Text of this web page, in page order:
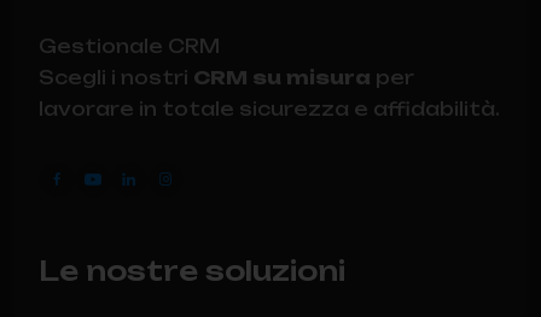
Gestionale CRM
Scegli i nostri CRM su misura per
lavorare in totale sicurezza e affidabilità.
Le nostre soluzioni